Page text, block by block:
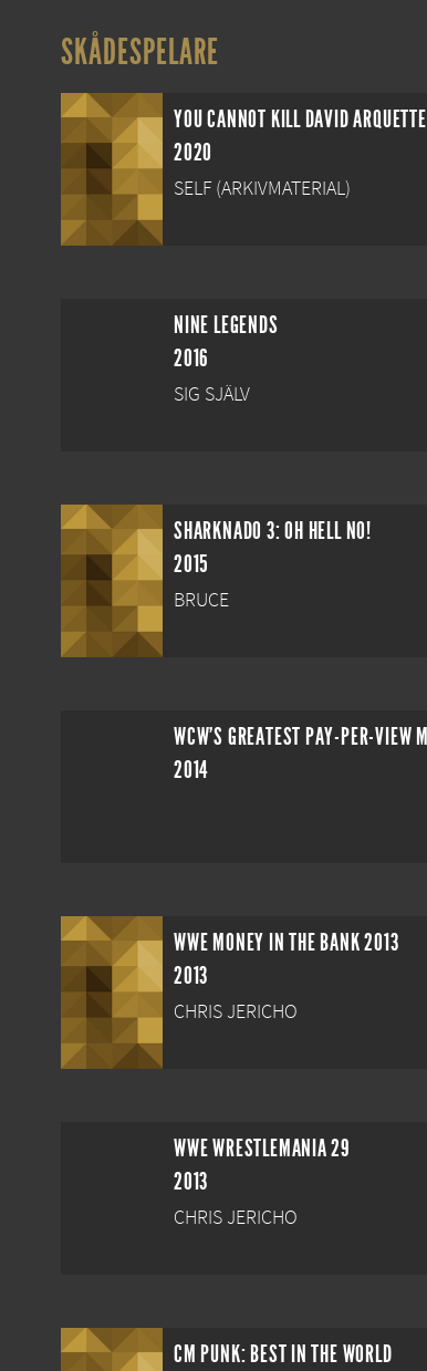
SKÅDESPELARE
YOU CANNOT KILL DAVID ARQUETTE
2020
SELF (ARKIVMATERIAL)
NINE LEGENDS
2016
SIG SJÄLV
SHARKNADO 3: OH HELL NO!
2015
BRUCE
2014
WWE MONEY IN THE BANK 2013
2013
CHRIS JERICHO
WWE WRESTLEMANIA 29
2013
CHRIS JERICHO
CM PUNK: BEST IN THE WORLD